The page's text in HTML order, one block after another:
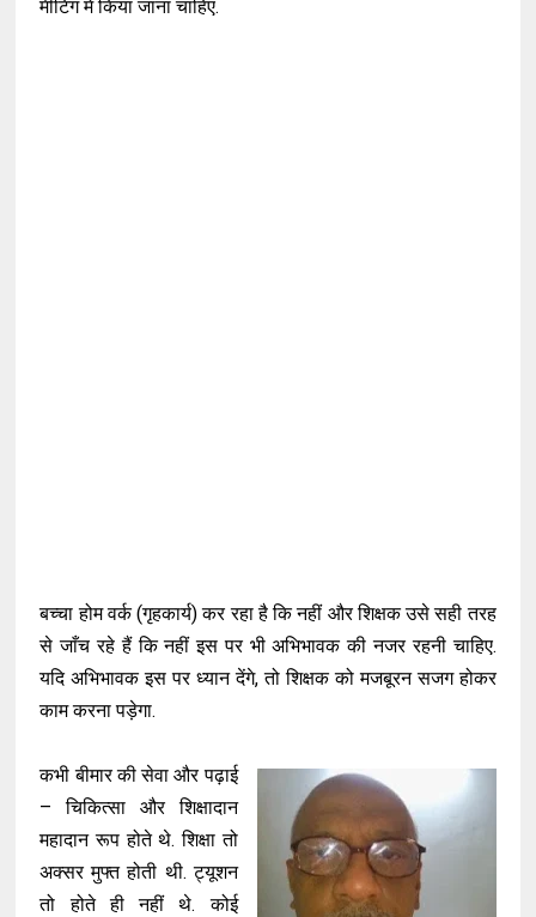
मीटिंग में किया जाना चाहिए.
बच्चा होम वर्क (गृहकार्य) कर रहा है कि नहीं और शिक्षक उसे सही तरह
से जाँच रहे हैं कि नहीं इस पर भी अभिभावक की नजर रहनी चाहिए.
यदि अभिभावक इस पर ध्यान देंगे, तो शिक्षक को मजबूरन सजग होकर
काम करना पड़ेगा.
कभी बीमार की सेवा और पढ़ाई
– चिकित्सा और शिक्षादान
महादान रूप होते थे. शिक्षा तो
अक्सर मुफ्त होती थी. ट्यूशन
तो होते ही नहीं थे. कोई